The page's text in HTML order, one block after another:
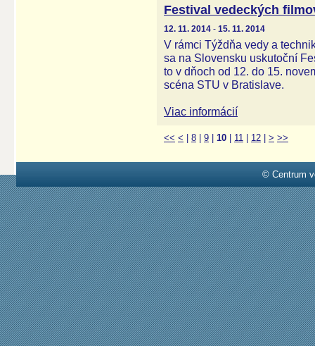
Festival vedeckých
12. 11. 2014 - 15. 11. 2014
V rámci Týždňa vedy a
sa na Slovensku uskutoční
to v dňoch od 12. do 15.
scéna STU v Bratislave.
Viac informácií
<< < 8 9 10 11 12 > >>
© Centrum